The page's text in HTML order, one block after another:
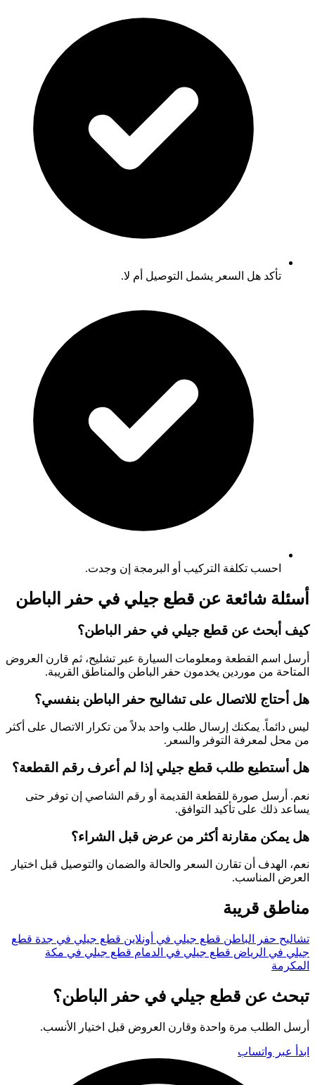
تأكد هل السعر يشمل التوصيل أم لا.
احسب تكلفة التركيب أو البرمجة إن وجدت.
أسئلة شائعة عن قطع جيلي في حفر الباطن
كيف أبحث عن قطع جيلي في حفر الباطن؟
أرسل اسم القطعة ومعلومات السيارة عبر تشليح، ثم قارن العروض
المتاحة من موردين يخدمون حفر الباطن والمناطق القريبة.
هل أحتاج للاتصال على تشاليح حفر الباطن بنفسي؟
ليس دائماً. يمكنك إرسال طلب واحد بدلاً من تكرار الاتصال على أكثر
من محل لمعرفة التوفر والسعر.
هل أستطيع طلب قطع جيلي إذا لم أعرف رقم القطعة؟
نعم. أرسل صورة للقطعة القديمة أو رقم الشاصي إن توفر حتى
يساعد ذلك على تأكيد التوافق.
هل يمكن مقارنة أكثر من عرض قبل الشراء؟
نعم، الهدف أن تقارن السعر والحالة والضمان والتوصيل قبل اختيار
العرض المناسب.
مناطق قريبة
تشاليح حفر الباطن قطع جيلي في أونلاين قطع جيلي في جدة قطع
جيلي في الرياض قطع جيلي في الدمام قطع جيلي في مكة
المكرمة
تبحث عن قطع جيلي في حفر الباطن؟
أرسل الطلب مرة واحدة وقارن العروض قبل اختيار الأنسب.
ابدأ عبر واتساب